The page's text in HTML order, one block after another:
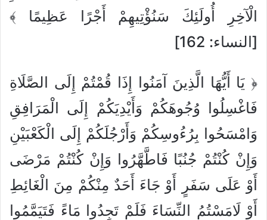
الْآخِرِ أُولَئِكَ سَنُؤْتِيهِمْ أَجْرًا عَظِيمًا ﴾
[النساء: 162]
﴿ يَا أَيُّهَا الَّذِينَ آمَنُوا إِذَا قُمْتُمْ إِلَى الصَّلَاةِ
فَاغْسِلُوا وُجُوهَكُمْ وَأَيْدِيَكُمْ إِلَى الْمَرَافِقِ
وَامْسَحُوا بِرُءُوسِكُمْ وَأَرْجُلَكُمْ إِلَى الْكَعْبَيْنِ
وَإِنْ كُنْتُمْ جُنُبًا فَاطَّهَّرُوا وَإِنْ كُنْتُمْ مَرْضَى
أَوْ عَلَى سَفَرٍ أَوْ جَاءَ أَحَدٌ مِنْكُمْ مِنَ الْغَائِطِ
أَوْ لَامَسْتُمُ النِّسَاءَ فَلَمْ تَجِدُوا مَاءً فَتَيَمَّمُوا